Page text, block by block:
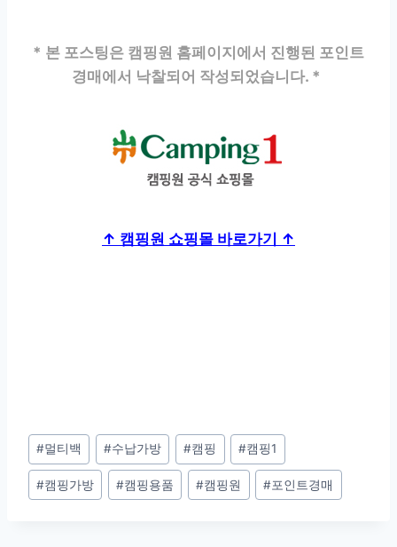
* 본 포스팅은 캠핑원 홈페이지에서 진행된 포인트
경매에서 낙찰되어 작성되었습니다. *
↑ 캠핑원 쇼핑몰 바로가기 ↑
Post
Tags:
#멀티백 #수납가방 #캠핑 #캠핑1
#캠핑가방 #캠핑용품 #캠핑원 #포인트경매